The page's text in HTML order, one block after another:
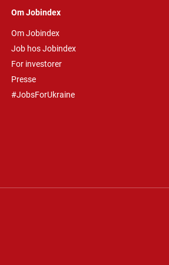
Om Jobindex
Om Jobindex
Job hos Jobindex
For investorer
Presse
#JobsForUkraine